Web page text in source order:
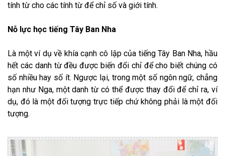
tính từ cho các tính từ để chỉ số và giới tính.
Nỗ lực học tiếng Tây Ban Nha
Là một ví dụ về khía cạnh cô lập của tiếng Tây Ban Nha, hầu
hết các danh từ đều được biến đổi chỉ để cho biết chúng có
số nhiều hay số ít. Ngược lại, trong một số ngôn ngữ, chẳng
hạn như Nga, một danh từ có thể được thay đổi để chỉ ra, ví
dụ, đó là một đối tượng trực tiếp chứ không phải là một đối
tượng.